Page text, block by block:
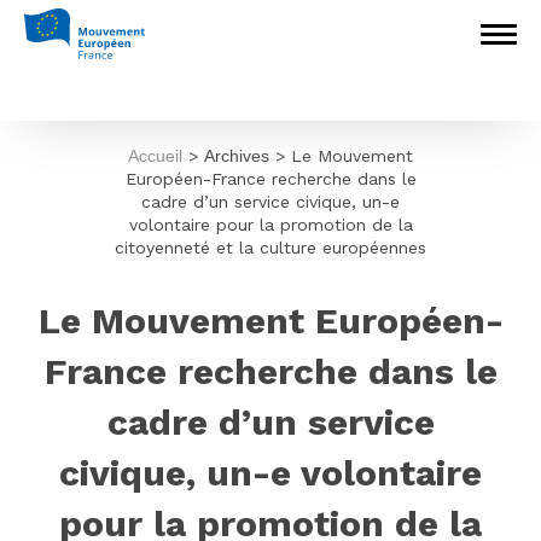
Accueil > Archives > Le Mouvement
Européen-France recherche dans le
cadre d’un service civique, un-e
volontaire pour la promotion de la
citoyenneté et la culture européennes
Le Mouvement Européen-
France recherche dans le
cadre d’un service
civique, un-e volontaire
pour la promotion de la